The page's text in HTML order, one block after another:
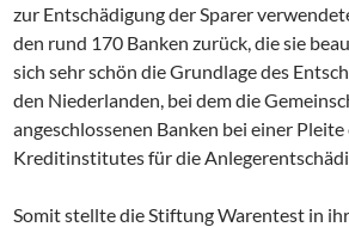
zur Entschädigung der Sparer
den rund 170 Banken zurück, die sie
sich sehr schön die Grundlage des
den Niederlanden, bei dem die
angeschlossenen Banken bei einer Pleite
Kreditinstitutes für die
Somit stellte die Stiftung Warentest in